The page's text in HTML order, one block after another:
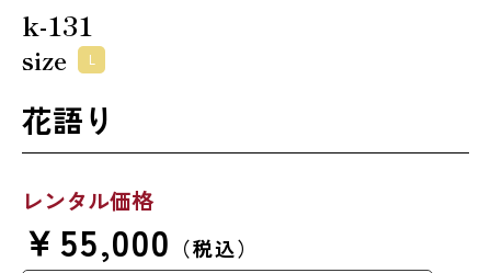
k-131
size L
花語り
レンタル価格
￥55,000 （税込）